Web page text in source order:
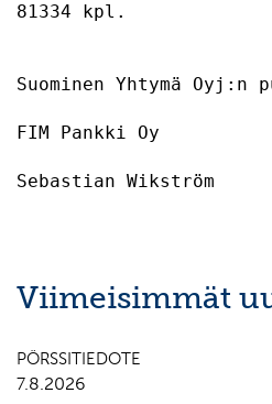
Suominen Yhtymä Oyj:n
FIM
Viimeisimmät
PÖRSSITIEDOTE
7.8.2026